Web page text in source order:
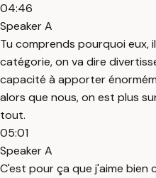
04:46
Speaker A
Tu comprends pourquoi eux,
catégorie, on va dire
capacité à apporter
alors que nous, on est plus
tout.
05:01
Speaker A
C'est pour ça que j'aime bien